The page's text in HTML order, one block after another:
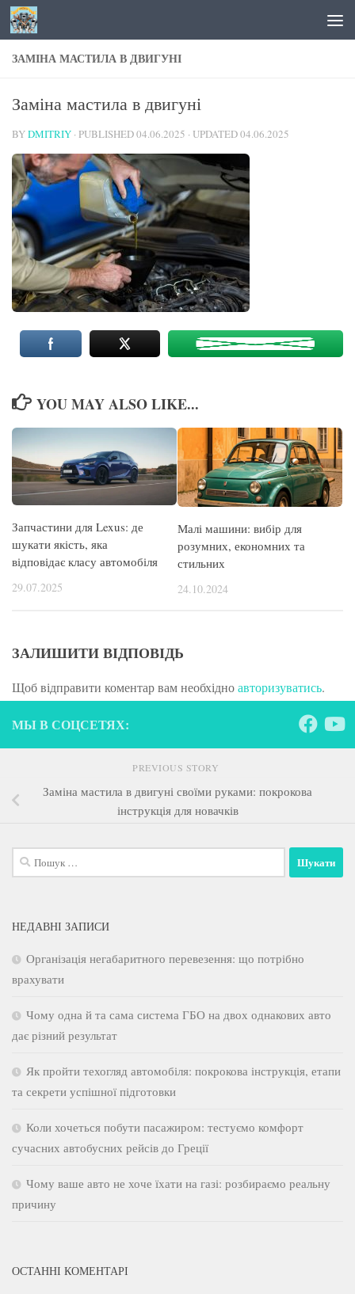
Skip to content
ЗАМІНА МАСТИЛА В ДВИГУНІ
Заміна мастила в двигуні
BYDMITRIY · PUBLISHED04.06.2025 · UPDATED04.06.2025
YOU MAY ALSO LIKE...
Запчастини для Lexus: де
шукати якість, яка
відповідає класу автомобіля
29.07.2025
Малі машини: вибір для
розумних, економних та
стильних
24.10.2024
ЗАЛИШИТИ ВІДПОВІДЬ
Щоб відправити коментар вам необхідноавторизуватись.
МЫ В СОЦСЕТЯХ:
PREVIOUS STORY
Заміна мастила в двигуні своїми руками: покрокова
інструкція для новачків
Пошук:
НЕДАВНІ ЗАПИСИ
Організація негабаритного перевезення: що потрібно
врахувати
Чому одна й та сама система ГБО на двох однакових авто
дає різний результат
Як пройти техогляд автомобіля: покрокова інструкція, етапи
та секрети успішної підготовки
Коли хочеться побути пасажиром: тестуємо комфорт
сучасних автобусних рейсів до Греції
Чому ваше авто не хоче їхати на газі: розбираємо реальну
причину
ОСТАННІ КОМЕНТАРІ